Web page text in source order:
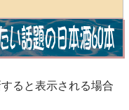
ると表示される場合